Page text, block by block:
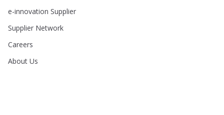
e-innovation Supplier
Supplier Network
Careers
About Us